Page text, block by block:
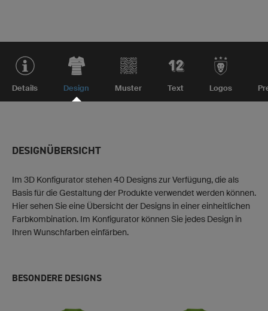
Details Design Muster Text Logos
DESIGNÜBERSICHT
Im 3D Konfigurator stehen 40 Designs zur Verfügung, die als
Basis für die Gestaltung der Produkte verwendet werden können.
Hier sehen Sie eine Übersicht der Designs in einer einheitlichen
Farbkombination. Im Konfigurator können Sie jedes Design in
Ihren Wunschfarben einfärben.
BESONDERE DESIGNS